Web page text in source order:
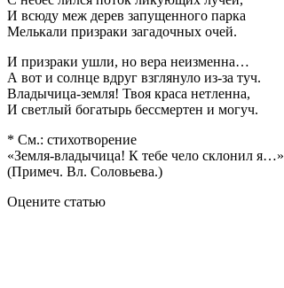
И всюду меж дерев запущенного парка
Мелькали призраки загадочных очей.
И призраки ушли, но вера неизменна…
А вот и солнце вдруг взглянуло из-за туч.
Владычица-земля! Твоя краса нетленна,
И светлый богатырь бессмертен и могуч.
* См.: стихотворение
«Земля-владычица! К тебе чело склонил я…»
(Примеч. Вл. Соловьева.)
Оцените статью